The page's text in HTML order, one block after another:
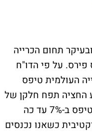
תחום הכרייה
על פי הדו"ח
העולמית טיפס
עלתה במהלך החודש בכ-1%. מאז אירוע החציה תפח חלקן של
האמריקאיות בכ-8% מסך כל הכרייה. לדברי האנליסטים שווי השוק של החברות טיפס ב-7% עד כה
כשאנו נכנסים